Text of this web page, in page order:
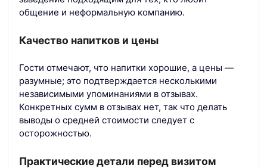
общение и неформальную компанию.
Качество напитков и цены
Гости отмечают, что напитки хорошие, а цены —
разумные; это подтверждается несколькими
независимыми упоминаниями в отзывах.
Конкретных сумм в отзывах нет, так что делать
выводы о средней стоимости следует с
осторожностью.
Практические детали перед визитом